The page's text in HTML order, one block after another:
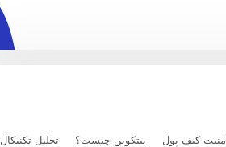
امنیت کیف پول بیتکوین چیست؟
تحلیل تکنیکال